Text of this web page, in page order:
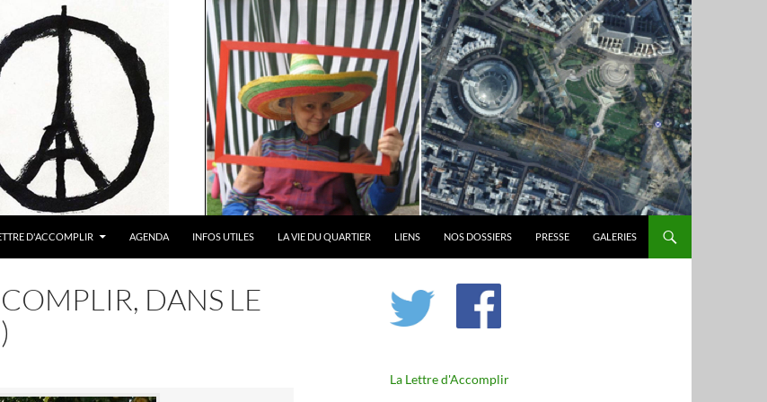
D'ACCOMPLIR AGENDA INFOS UTILES LA VIE DU QUARTIER LIENS NOS DOSSIERS PRESSE GALERIES
DANS LE
La Lettre d'Accomplir